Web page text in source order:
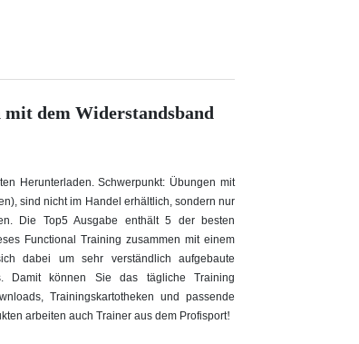
mit dem Widerstandsband
Herunterladen. Schwerpunkt: Übungen mit
sind nicht im Handel erhältlich, sondern nur
Die Top5 Ausgabe enthält 5 der besten
Functional Training zusammen mit einem
dabei um sehr verständlich aufgebaute
Damit können Sie das tägliche Training
Trainingskartotheken und passende
arbeiten auch Trainer aus dem Profisport!